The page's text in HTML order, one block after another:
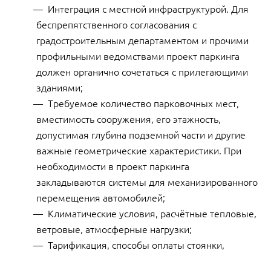
Интеграция с местной инфраструктурой. Для
беспрепятственного согласования с
градостроительным департаментом и прочими
профильными ведомствами проект паркинга
должен органично сочетаться с прилегающими
зданиями;
Требуемое количество парковочных мест,
вместимость сооружения, его этажность,
допустимая глубина подземной части и другие
важные геометрические характеристики. При
необходимости в проект паркинга
закладываются системы для механизированного
перемещения автомобилей;
Климатические условия, расчётные тепловые,
ветровые, атмосферные нагрузки;
Тарификация, способы оплаты стоянки,